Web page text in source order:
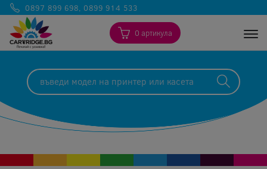
0897 899 698, 0899 914 533
0 артикула